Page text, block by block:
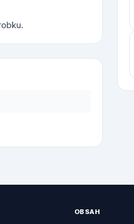
OBSAH